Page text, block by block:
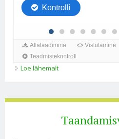
Loe lähemalt